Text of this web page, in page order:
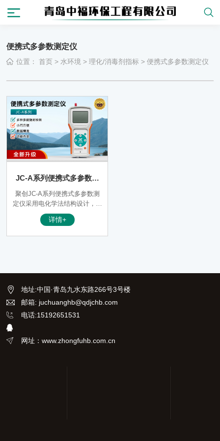
便携式多参数测定仪
位置：首页 > 水环境 >理化/消毒剂指标 >便携式多参数测定仪
JC-A系列便携式多参数测
定仪（电极法）
聚创JC-A系列便携式多参数测
定仪采用电化学法结构设计，通
过选配水质或土壤常规检测参数
传感器，可对水质的PH、OR
氮、氟离子、水中油等项目进行
壤的温度、水分、PH、盐度
等，内置锂电池，适合野外水质
及各种土壤的快速检测。
详情+
地址:中国·青岛九水东路266号3号楼
邮箱: juchuanghb@qdjchb.com
电话:15192651531
网址：www.zhongfuhb.com.cn